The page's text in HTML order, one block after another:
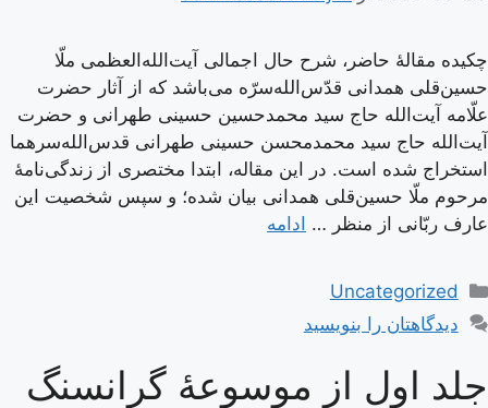
چکیده مقالۀ حاضر، شرح حال اجمالی آیت‌الله‌العظمی ملّا
حسین‌قلی همدانی قدّس‌الله‌سرّه می‌باشد که از آثار حضرت
علّامه آیت‌الله حاج سید محمدحسین حسینی طهرانی و حضرت
آیت‌الله حاج سید محمدمحسن حسینی طهرانی قدس‌الله‌سرهما
استخراج شده است. در این مقاله، ابتدا مختصری از زندگی‌نامۀ
مرحوم ملّا حسین‌قلی همدانی بیان شده؛ و سپس شخصیت این
عارف ربّانی از منظر … ادامه
دسته‌ها
Uncategorized
دیدگاهتان را بنویسید
جلد اول از موسوعۀ گرانسنگ